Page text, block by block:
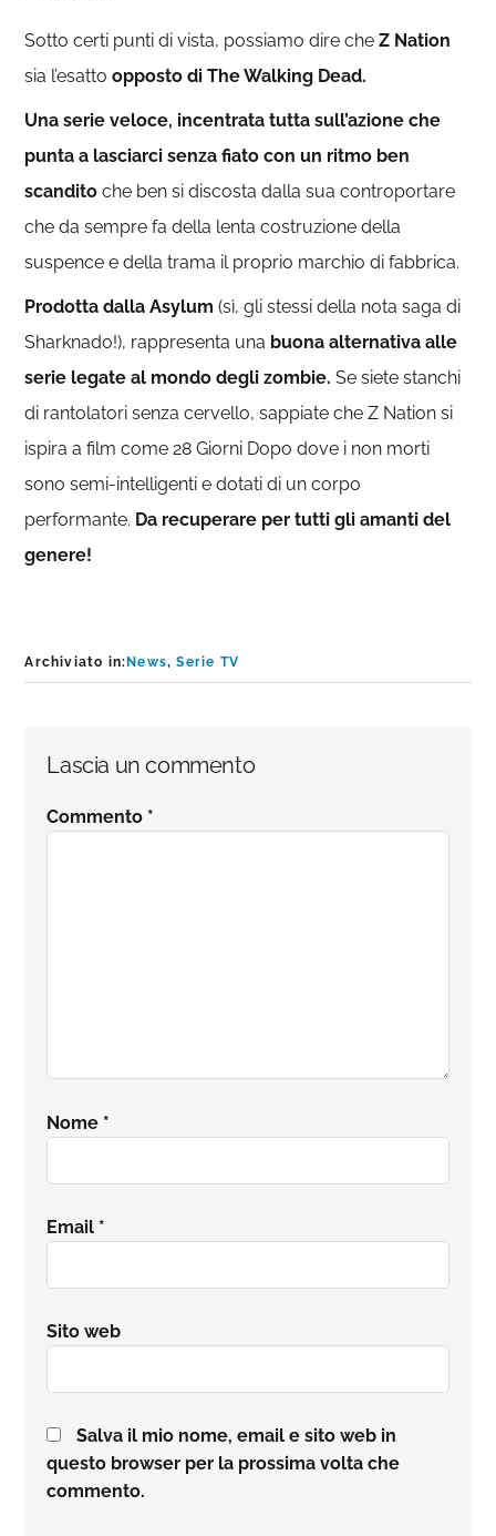
Sotto certi punti di vista, possiamo dire cheZ Nation
sia l’esattoopposto di The Walking Dead.
Una serie veloce, incentrata tutta sull’azione che
punta a lasciarci senza fiato con un ritmo ben
scandito che ben si discosta dalla sua controportare
che da sempre fa della lenta costruzione della
suspence e della trama il proprio marchio di fabbrica.
Prodotta dalla Asylum (sì, gli stessi della nota saga di
Sharknado!), rappresenta una buona alternativa alle
serie legate al mondo degli zombie. Se siete stanchi
di rantolatori senza cervello, sappiate che Z Nation si
ispira a film come 28 Giorni Dopo dove i non morti
sono semi-intelligenti e dotati di un corpo
performante. Da recuperare per tutti gli amanti del
genere!
Archiviato in: News,Serie TV
Interazioni
del
Lascia un commento
Commento *
Nome *
Email *
Sito web
Salva il mio nome, email e sito web in
questo browser per la prossima volta che
commento.